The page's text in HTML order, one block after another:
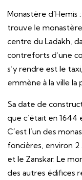
Monastère d’Hemis
trouve le
centre du Ladakh,
contreforts d’une
s’y rendre est le
emmène à la ville la
Sa date de
que c’était en 1644
C’est l’un des
foncières, environ 2
et le Zanskar. Le
des autres édifices